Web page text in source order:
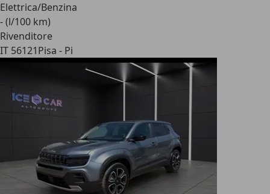
Elettrica/Benzina
- (l/100 km)
Rivenditore
IT 56121Pisa - Pi